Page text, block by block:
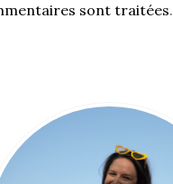
sont traitées.